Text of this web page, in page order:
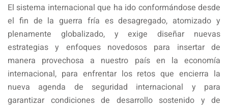
El sistema internacional que ha ido conformándose desde
el fin de la guerra fría es desagregado, atomizado y
plenamente globalizado, y exige diseñar nuevas
estrategias y enfoques novedosos para insertar de
manera provechosa a nuestro país en la economía
internacional, para enfrentar los retos que encierra la
nueva agenda de seguridad internacional y para
garantizar condiciones de desarrollo sostenido y de